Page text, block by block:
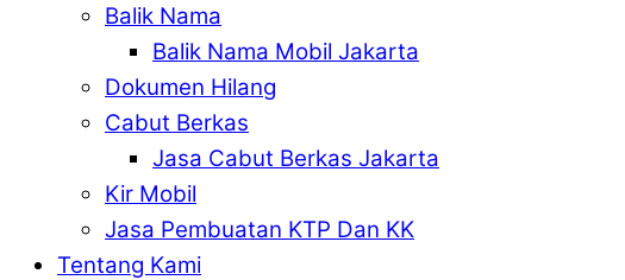
Balik Nama
Balik Nama Mobil Jakarta
Dokumen Hilang
Cabut Berkas
Jasa Cabut Berkas Jakarta
Kir Mobil
Jasa Pembuatan KTP Dan KK
Tentang Kami